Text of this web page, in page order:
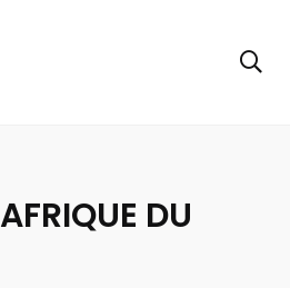
AFRIQUE DU